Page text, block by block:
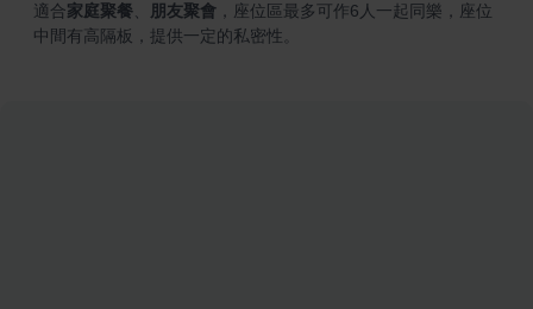
適合家庭聚餐 朋友聚會 ，座位區最多可作6人一起同樂，座位
中間有高隔板，提供一定的私密性。